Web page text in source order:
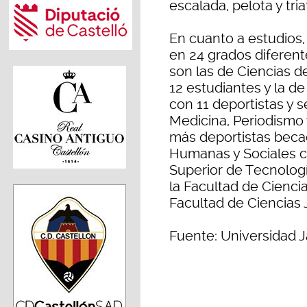
escalada, pelota y
En cuanto a
en 24 grados
son las de Ciencias
12 estudiantes y la
con 11 deportistas y
Medicina,
más deportistas
Humanas y Sociales
Superior de
la Facultad de
Facultad de Ciencias
Fuente: Universidad